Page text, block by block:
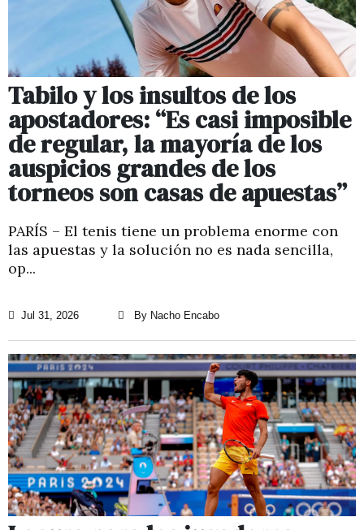
Tabilo y los insultos de los
apostadores: “Es casi imposible
de regular, la mayoría de los
auspicios grandes de los
torneos son casas de apuestas”
PARÍS – El tenis tiene un problema enorme con
las apuestas y la solución no es nada sencilla,
op...
Jul 31, 2026 By Nacho Encabo